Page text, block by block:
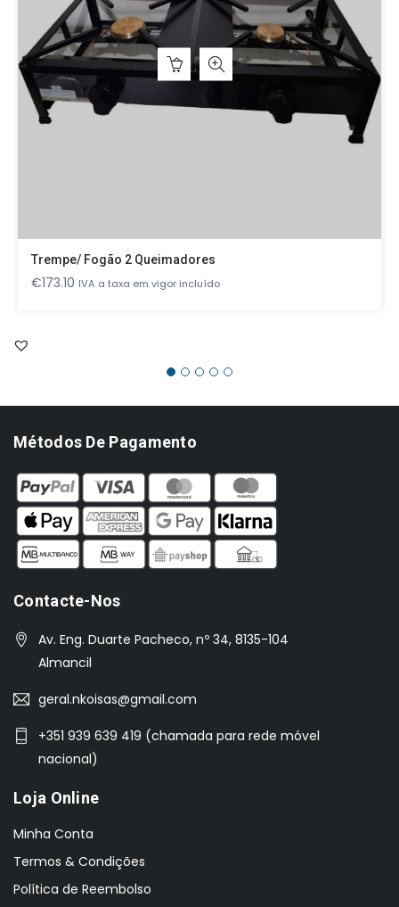
Trempe/ Fogão 2 Queimadores
€173.10 IVA a taxa em vigor incluído
Métodos De Pagamento
Contacte-Nos
Av. Eng. Duarte Pacheco, nº 34, 8135-104
Almancil
geral.nkoisas@gmail.com
+351 939 639 419 (chamada para rede móvel
nacional)
Loja Online
Minha Conta
Termos & Condições
Política de Reembolso